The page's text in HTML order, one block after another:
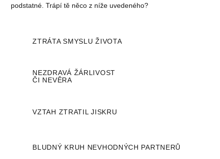
podstatné. Trápí tě něco z níže uvedeného?
ZTRÁTA SMYSLU ŽIVOTA
NEZDRAVÁ ŽÁRLIVOST
ČI NEVĚRA
VZTAH ZTRATIL JISKRU
BLUDNÝ KRUH NEVHODNÝCH PARTNERŮ